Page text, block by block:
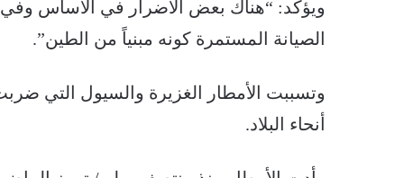
ويؤكد: “هناك بعض الأضرار في الأساس
الصيانة المستمرة كونه مبنياً من الطين”.
وتسببت الأمطار الغزيرة والسيول التي
أنحاء البلاد.